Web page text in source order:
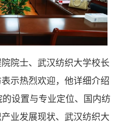
院士、武汉纺织大学校长
示热烈欢迎，他详细介绍
设置与专业定位、国内纺
业发展现状、武汉纺织大